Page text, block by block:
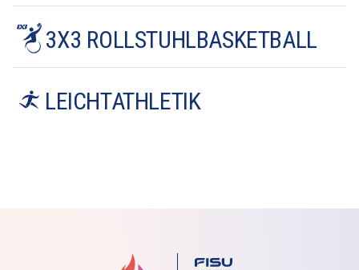
3X3 ROLLSTUHLBASKETBALL
LEICHTATHLETIK